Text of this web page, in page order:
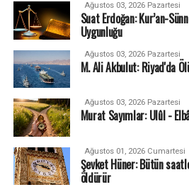
Ağustos 03, 2026 Pazartesi
Suat Erdoğan: Kur’an-
Uygunluğu
Ağustos 03, 2026 Pazartesi
M. Ali Akbulut: Riyad'da
Ağustos 03, 2026 Pazartesi
Murat Sayımlar: Ulûl -
Ağustos 01, 2026 Cumartesi
Şevket Hüner: Bütün
öldürür